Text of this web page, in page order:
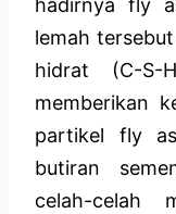
hadirnya fly
lemah
hidrat (C-
memberikan
partikel fly
butiran
celah-celah